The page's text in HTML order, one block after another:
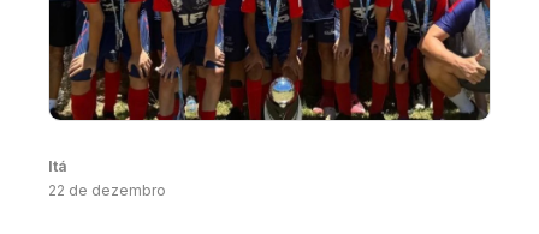
Itá
22 de dezembro